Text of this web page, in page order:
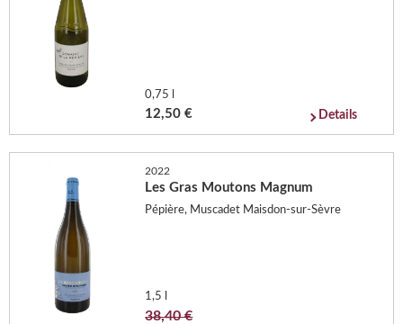
0,75 l
12,50 € Details
2022
Les Gras Moutons Magnum
Pépière, Muscadet Maisdon-sur-Sèvre
1,5 l
38,40 €